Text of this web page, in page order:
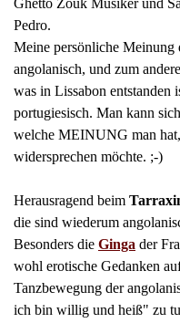
Ghetto Zouk Musiker und
Pedro.
Meine persönliche Meinung
angolanisch, und zum
was in Lissabon entstanden
portugiesisch. Man kann
welche MEINUNG man
widersprechen möchte. ;-)
Herausragend beim
die sind wiederum
Besonders die Ginga der
wohl erotische Gedanken
Tanzbewegung der
ich bin willig und heiß" zu